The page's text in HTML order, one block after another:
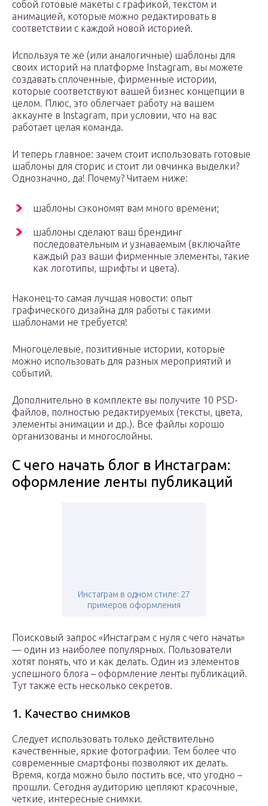
собой готовые макеты с графикой, текстом и
анимацией, которые можно редактировать в
соответствии с каждой новой историей.
Используя те же (или аналогичные) шаблоны для
своих историй на платформе Instagram, вы можете
создавать сплоченные, фирменные истории,
которые соответствуют вашей бизнес концепции в
целом. Плюс, это облегчает работу на вашем
аккаунте в Instagram, при условии, что на вас
работает целая команда.
И теперь главное: зачем стоит использовать готовые
шаблоны для сторис и стоит ли овчинка выделки?
Однозначно, да! Почему? Читаем ниже:
шаблоны сэкономят вам много времени;
шаблоны сделают ваш брендинг
последовательным и узнаваемым (включайте
каждый раз ваши фирменные элементы, такие
как логотипы, шрифты и цвета).
Наконец-то самая лучшая новости: опыт
графического дизайна для работы с такими
шаблонами не требуется!
Многоцелевые, позитивные истории, которые
можно использовать для разных мероприятий и
событий.
Дополнительно в комплекте вы получите 10 PSD-
файлов, полностью редактируемых (тексты, цвета,
элементы анимации и др.). Все файлы хорошо
организованы и многослойны.
С чего начать блог в Инстаграм:
оформление ленты публикаций
Инстаграм в одном стиле: 27
примеров оформления
Поисковый запрос «Инстаграм с нуля с чего начать»
— один из наиболее популярных. Пользователи
хотят понять, что и как делать. Один из элементов
успешного блога – оформление ленты публикаций.
Тут также есть несколько секретов.
1. Качество снимков
Следует использовать только действительно
качественные, яркие фотографии. Тем более что
современные смартфоны позволяют их делать.
Время, когда можно было постить все, что угодно –
прошли. Сегодня аудиторию цепляют красочные,
четкие, интересные снимки.